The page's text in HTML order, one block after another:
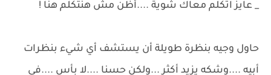
_ عايز اتكلم معاك شوية ....أظن مش هنتكلم هنا !
حاول وجيه بنظرة طويلة أن يستشف أي شيء بنظرات
أبيه ....وشكه يزيد أكثر ...ولكن حسنا ....لا بأس ....في